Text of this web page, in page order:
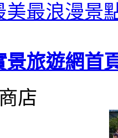
美最浪漫景
景旅遊網首
店